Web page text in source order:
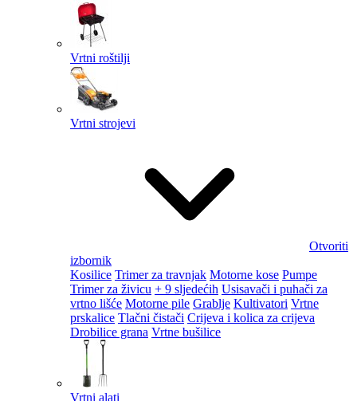
Vrtni roštilji
Vrtni strojevi
Otvoriti
izbornik
Kosilice Trimer za travnjak Motorne kose Pumpe
Trimer za živicu + 9 sljedećih Usisavači i puhači za
vrtno lišće Motorne pile Grablje Kultivatori Vrtne
prskalice Tlačni čistači Crijeva i kolica za crijeva
Drobilice grana Vrtne bušilice
Vrtni alati